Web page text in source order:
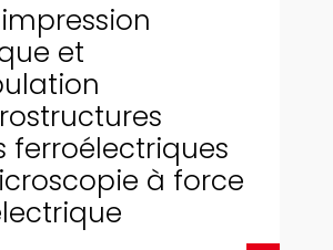
et
ferroélectriques
à force